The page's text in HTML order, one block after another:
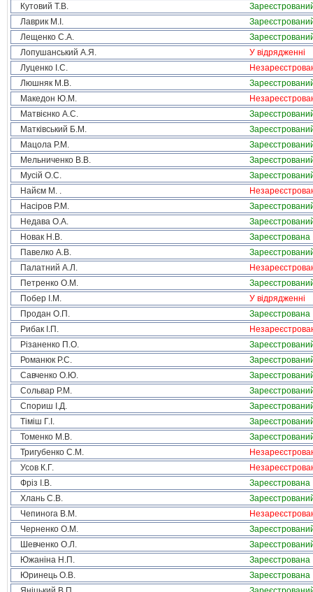
Кутовий Т.В.
Лаврик М.І.
Лещенко С.А.
Лопушанський А.Я.
У відрядженні
Луценко І.С.
Люшняк М.В.
Македон Ю.М.
Матвієнко А.С.
Матківський Б.М.
Мацола Р.М.
Мельниченко В.В.
Мусій О.С.
Найєм М. .
Насіров Р.М.
Недава О.А.
Новак Н.В.
Зареєстрована
Павелко А.В.
Палатний А.Л.
Петренко О.М.
Побер І.М.
У відрядженні
Продан О.П.
Зареєстрована
Рибак І.П.
Різаненко П.О.
Романюк Р.С.
Савченко О.Ю.
Сольвар Р.М.
Спориш І.Д.
Тіміш Г.І.
Томенко М.В.
Тригубенко С.М.
Усов К.Г.
Фріз І.В.
Зареєстрована
Хлань С.В.
Чепинога В.М.
Черненко О.М.
Шевченко О.Л.
Южаніна Н.П.
Зареєстрована
Юринець О.В.
Зареєстрована